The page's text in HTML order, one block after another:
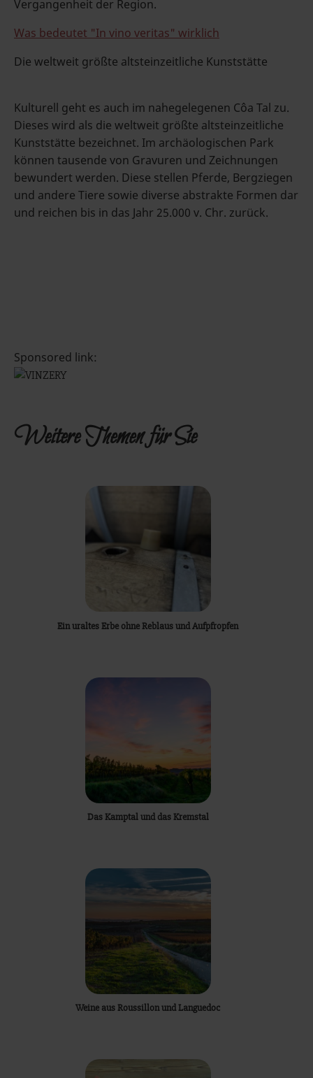
Vergangenheit der Region.
Was bedeutet "In vino veritas" wirklich
Die weltweit größte altsteinzeitliche Kunststätte
Kulturell geht es auch im nahegelegenen Côa Tal zu.
Dieses wird als die weltweit größte altsteinzeitliche
Kunststätte bezeichnet. Im archäologischen Park
können tausende von Gravuren und Zeichnungen
bewundert werden. Diese stellen Pferde, Bergziegen
und andere Tiere sowie diverse abstrakte Formen dar
und reichen bis in das Jahr 25.000 v. Chr. zurück.
Sponsored link:
Weitere Themen für Sie
Ein uraltes Erbe ohne Reblaus und Aufpfropfen
Das Kamptal und das Kremstal
Weine aus Roussillon und Languedoc